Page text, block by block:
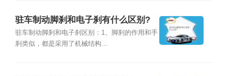
驻车制动脚刹和电子刹有什么区别?
驻车制动脚刹和电子刹区别：1、脚刹的作用和手
刹类似，都是采用了机械结构...